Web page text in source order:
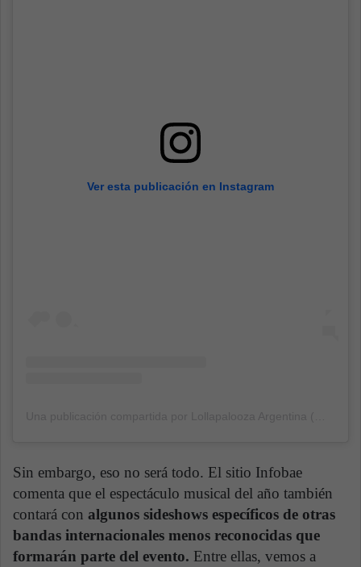
Ver esta publicación en Instagram
Sin embargo, eso no será todo. El sitio Infobae
comenta que el espectáculo musical del año también
contará con algunos sideshows específicos de otras
bandas internacionales menos reconocidas que
formarán parte del evento. Entre ellas, vemos a